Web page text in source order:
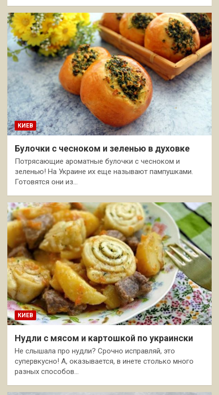
КИЕВ
Булочки с чесноком и зеленью в духовке
Потрясающие ароматные булочки с чесноком и
зеленью! На Украине их еще называют пампушками.
Готовятся они из…
КИЕВ
Нудли с мясом и картошкой по украински
Не слышала про нудли? Срочно исправляй, это
супервкусно! А, оказывается, в инете столько много
разных способов…